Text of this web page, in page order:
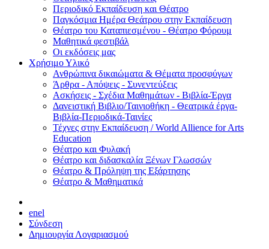
Περιοδικό Εκπαίδευση και Θέατρο
Παγκόσμια Ημέρα Θεάτρου στην Εκπαίδευση
Θέατρο του Καταπιεσμένου - Θέατρο Φόρουμ
Μαθητικά φεστιβάλ
Οι εκδόσεις μας
Χρήσιμο Υλικό
Ανθρώπινα δικαιώματα & Θέματα προσφύγων
Άρθρα - Απόψεις - Συνεντεύξεις
Ασκήσεις - Σχέδια Μαθημάτων - Βιβλία-Έργα
Δανειστική Βιβλιο/Ταινιοθήκη - Θεατρικά έργα-
Βιβλία-Περιοδικά-Ταινίες
Τέχνες στην Εκπαίδευση / World Allience for Arts
Education
Θέατρο και Φυλακή
Θέατρο και διδασκαλία Ξένων Γλωσσών
Θέατρο & Πρόληψη της Εξάρτησης
Θέατρο & Μαθηματικά
enel
Σύνδεση
Δημιουργία Λογαριασμού